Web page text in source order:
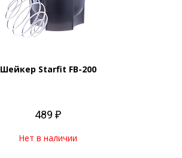
Шейкер Starfit FB-200
489 ₽
Нет в наличии